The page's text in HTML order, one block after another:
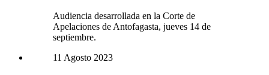
Audiencia desarrollada en la Corte de
Apelaciones de Antofagasta, jueves 14 de
septiembre.
11 Agosto 2023